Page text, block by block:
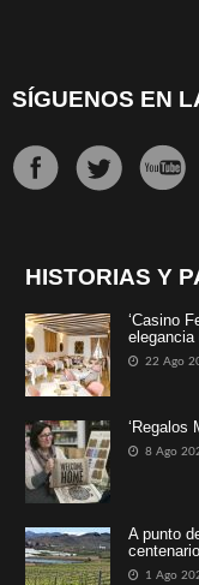
SÍGUENOS EN
HISTORIAS Y
‘Casino
elegancia
22 Ago
‘Regalos
8 Ago
A punto
1 Ago